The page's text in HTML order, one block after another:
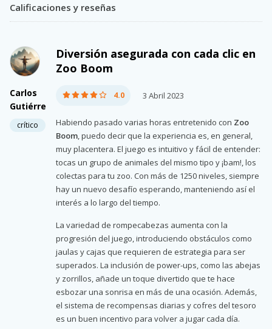
Calificaciones y reseñas
Carlos
Gutiérre
crítico
Diversión asegurada con cada clic en
Zoo Boom
4.0 3 Abril 2023
Habiendo pasado varias horas entretenido con Zoo
Boom, puedo decir que la experiencia es, en general,
muy placentera. El juego es intuitivo y fácil de entender:
tocas un grupo de animales del mismo tipo y ¡bam!, los
colectas para tu zoo. Con más de 1250 niveles, siempre
hay un nuevo desafío esperando, manteniendo así el
interés a lo largo del tiempo.
La variedad de rompecabezas aumenta con la
progresión del juego, introduciendo obstáculos como
jaulas y cajas que requieren de estrategia para ser
superados. La inclusión de power-ups, como las abejas
y zorrillos, añade un toque divertido que te hace
esbozar una sonrisa en más de una ocasión. Además,
el sistema de recompensas diarias y cofres del tesoro
es un buen incentivo para volver a jugar cada día.